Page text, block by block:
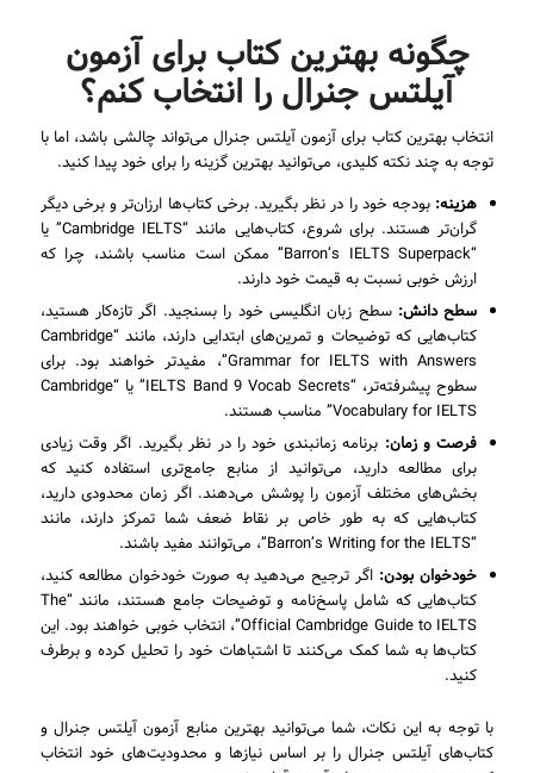
چگونه بهترین کتاب برای آزمون
آیلتس جنرال را انتخاب کنم؟
انتخاب بهترین کتاب برای آزمون آیلتس جنرال می‌تواند چالشی باشد، اما با
توجه به چند نکته کلیدی، می‌توانید بهترین گزینه را برای خود پیدا کنید.
هزینه: بودجه خود را در نظر بگیرید. برخی کتاب‌ها ارزان‌تر و برخی دیگر
گران‌تر هستند. برای شروع، کتاب‌هایی مانند “Cambridge IELTS” یا
“Barron’s IELTS Superpack” ممکن است مناسب باشند، چرا که
ارزش خوبی نسبت به قیمت خود دارند.
سطح دانش: سطح زبان انگلیسی خود را بسنجید. اگر تازه‌کار هستید،
کتاب‌هایی که توضیحات و تمرین‌های ابتدایی دارند، مانند “Cambridge
Grammar for IELTS with Answers”، مفیدتر خواهند بود. برای
سطوح پیشرفته‌تر، “IELTS Band 9 Vocab Secrets” یا “Cambridge
Vocabulary for IELTS” مناسب هستند.
فرصت و زمان: برنامه زمانبندی خود را در نظر بگیرید. اگر وقت زیادی
برای مطالعه دارید، می‌توانید از منابع جامع‌تری استفاده کنید که
بخش‌های مختلف آزمون را پوشش می‌دهند. اگر زمان محدودی دارید،
کتاب‌هایی که به طور خاص بر نقاط ضعف شما تمرکز دارند، مانند
“Barron’s Writing for the IELTS”، می‌توانند مفید باشند.
خودخوان بودن: اگر ترجیح می‌دهید به صورت خودخوان مطالعه کنید،
کتاب‌هایی که شامل پاسخ‌نامه و توضیحات جامع هستند، مانند “The
Official Cambridge Guide to IELTS”، انتخاب خوبی خواهند بود. این
کتاب‌ها به شما کمک می‌کنند تا اشتباهات خود را تحلیل کرده و برطرف
کنید.
با توجه به این نکات، شما می‌توانید بهترین منابع آزمون آیلتس جنرال و
کتاب‌های آیلتس جنرال را بر اساس نیازها و محدودیت‌های خود انتخاب